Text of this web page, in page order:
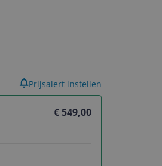
€ 549,00
Prijsalert instellen